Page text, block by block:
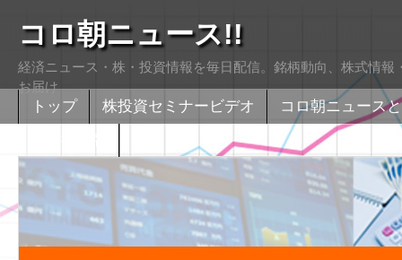
コロ朝ニュース!!
経済ニュース・株・投資情報を毎日配信。銘柄動向、株式情
お届け
トップ 株投資セミナービデオ
コロ朝ニュース